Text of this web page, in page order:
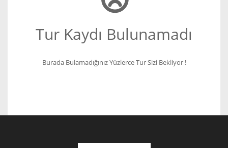
Tur Kaydı Bulunamadı
Burada Bulamadığınız Yüzlerce Tur Sizi Bekliyor !